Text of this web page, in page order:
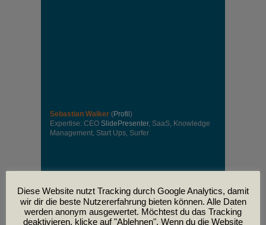
Sebastian Walker (Profil )
Expertise: CEO SlidePresenter, SaaS, Knowledge
Management, Start Ups, Surfer
Diese Website nutzt Tracking durch Google Analytics, damit
wir dir die beste Nutzererfahrung bieten können. Alle Daten
werden anonym ausgewertet. Möchtest du das Tracking
deaktivieren, klicke auf "Ablehnen". Wenn du die Website